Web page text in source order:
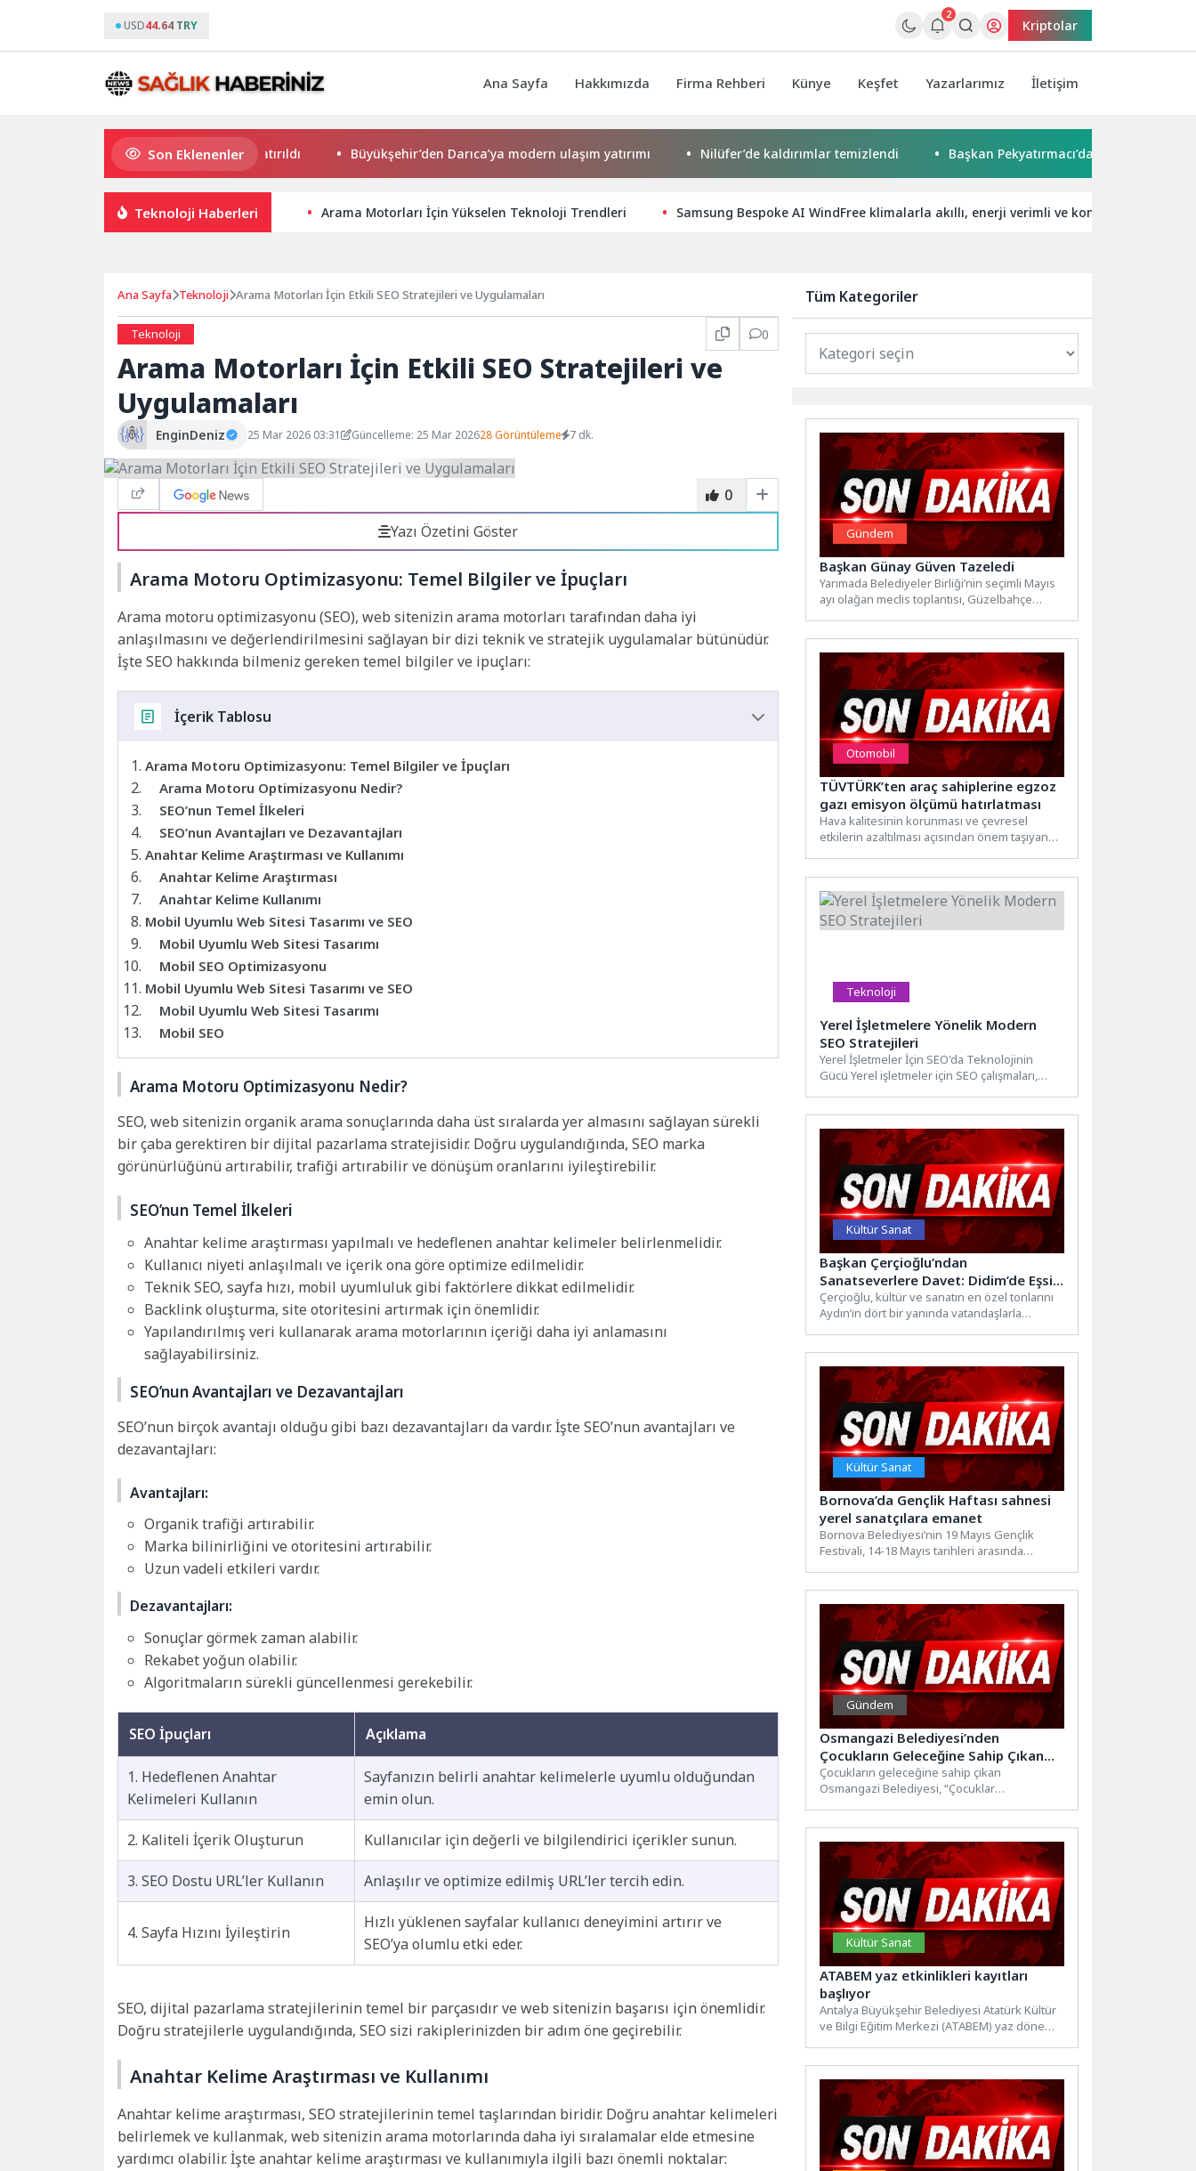
USD44.64 TRY
2
Kriptolar
Ana Sayfa Hakkımızda Firma Rehberi Künye Keşfet Yazarlarımız İletişim
Son Eklenenler
ve Yatırım Potansiyeli Masaya Yatırıldı Büyükşehir’den Darıca’ya modern ulaşım yatırımı Nilüfer’de kaldırımlar temizlendi Başkan Pekyatırmacı’dan Esnaf Ziyareti
Teknoloji Haberleri Arama Motorları İçin Yükselen Teknoloji Trendleri Samsung Bespoke AI WindFree klimalarla akıllı, enerji verimli ve konforlu ortamlar
Ana Sayfa Teknoloji Arama Motorları İçin Etkili SEO Stratejileri ve Uygulamaları
Teknoloji 0
Arama Motorları İçin Etkili SEO Stratejileri ve
Uygulamaları
EnginDeniz 25 Mar 2026 03:31 Güncelleme: 25 Mar 202628 Görüntüleme 7 dk.
0
Yazı Özetini Göster
Arama Motoru Optimizasyonu: Temel Bilgiler ve İpuçları
Arama motoru optimizasyonu (SEO), web sitenizin arama motorları tarafından daha iyi
anlaşılmasını ve değerlendirilmesini sağlayan bir dizi teknik ve stratejik uygulamalar bütünüdür.
İşte SEO hakkında bilmeniz gereken temel bilgiler ve ipuçları:
İçerik Tablosu
Arama Motoru Optimizasyonu: Temel Bilgiler ve İpuçları
Arama Motoru Optimizasyonu Nedir?
SEO’nun Temel İlkeleri
SEO’nun Avantajları ve Dezavantajları
Anahtar Kelime Araştırması ve Kullanımı
Anahtar Kelime Araştırması
Anahtar Kelime Kullanımı
Mobil Uyumlu Web Sitesi Tasarımı ve SEO
Mobil Uyumlu Web Sitesi Tasarımı
Mobil SEO Optimizasyonu
Mobil Uyumlu Web Sitesi Tasarımı ve SEO
Mobil Uyumlu Web Sitesi Tasarımı
Mobil SEO
Arama Motoru Optimizasyonu Nedir?
SEO, web sitenizin organik arama sonuçlarında daha üst sıralarda yer almasını sağlayan sürekli
bir çaba gerektiren bir dijital pazarlama stratejisidir. Doğru uygulandığında, SEO marka
görünürlüğünü artırabilir, trafiği artırabilir ve dönüşüm oranlarını iyileştirebilir.
SEO’nun Temel İlkeleri
Anahtar kelime araştırması yapılmalı ve hedeflenen anahtar kelimeler belirlenmelidir.
Kullanıcı niyeti anlaşılmalı ve içerik ona göre optimize edilmelidir.
Teknik SEO, sayfa hızı, mobil uyumluluk gibi faktörlere dikkat edilmelidir.
Backlink oluşturma, site otoritesini artırmak için önemlidir.
Yapılandırılmış veri kullanarak arama motorlarının içeriği daha iyi anlamasını
sağlayabilirsiniz.
SEO’nun Avantajları ve Dezavantajları
SEO’nun birçok avantajı olduğu gibi bazı dezavantajları da vardır. İşte SEO’nun avantajları ve
dezavantajları:
Avantajları:
Organik trafiği artırabilir.
Marka bilinirliğini ve otoritesini artırabilir.
Uzun vadeli etkileri vardır.
Dezavantajları:
Sonuçlar görmek zaman alabilir.
Rekabet yoğun olabilir.
Algoritmaların sürekli güncellenmesi gerekebilir.
SEO İpuçları Açıklama
1. Hedeflenen Anahtar
Kelimeleri Kullanın
Sayfanızın belirli anahtar kelimelerle uyumlu olduğundan
emin olun.
2. Kaliteli İçerik Oluşturun Kullanıcılar için değerli ve bilgilendirici içerikler sunun.
3. SEO Dostu URL’ler Kullanın Anlaşılır ve optimize edilmiş URL’ler tercih edin.
4. Sayfa Hızını İyileştirin
Hızlı yüklenen sayfalar kullanıcı deneyimini artırır ve
SEO’ya olumlu etki eder.
SEO, dijital pazarlama stratejilerinin temel bir parçasıdır ve web sitenizin başarısı için önemlidir.
Doğru stratejilerle uygulandığında, SEO sizi rakiplerinizden bir adım öne geçirebilir.
Anahtar Kelime Araştırması ve Kullanımı
Anahtar kelime araştırması, SEO stratejilerinin temel taşlarından biridir. Doğru anahtar kelimeleri
belirlemek ve kullanmak, web sitenizin arama motorlarında daha iyi sıralamalar elde etmesine
yardımcı olabilir. İşte anahtar kelime araştırması ve kullanımıyla ilgili bazı önemli noktalar:
Tüm Kategoriler
Gündem
Başkan Günay Güven Tazeledi
Yarımada Belediyeler Birliği’nin seçimli Mayıs
ayı olağan meclis toplantısı, Güzelbahçe
Otomobil
TÜVTÜRK’ten araç sahiplerine egzoz
gazı emisyon ölçümü hatırlatması
Hava kalitesinin korunması ve çevresel
etkilerin azaltılması açısından önem taşıyan
Teknoloji
Yerel İşletmelere Yönelik Modern
SEO Stratejileri
Yerel İşletmeler İçin SEO'da Teknolojinin
Gücü Yerel işletmeler için SEO çalışmaları,
Kültür Sanat
Başkan Çerçioğlu’ndan
Sanatseverlere Davet: Didim’de Eşsiz
Bir Sergi Daha Kapılarını Açtı
Çerçioğlu, kültür ve sanatın en özel tonlarını
Aydın’ın dört bir yanında vatandaşlarla
Kültür Sanat
Bornova’da Gençlik Haftası sahnesi
yerel sanatçılara emanet
Bornova Belediyesi’nin 19 Mayıs Gençlik
Festivali, 14-18 Mayıs tarihleri arasında
Gündem
Osmangazi Belediyesi’nden
Çocukların Geleceğine Sahip Çıkan
Sempozyum
Çocukların geleceğine sahip çıkan
Osmangazi Belediyesi, “Çocuklar
Kültür Sanat
ATABEM yaz etkinlikleri kayıtları
başlıyor
Antalya Büyükşehir Belediyesi Atatürk Kültür
ve Bilgi Eğitim Merkezi (ATABEM) yaz dönemi